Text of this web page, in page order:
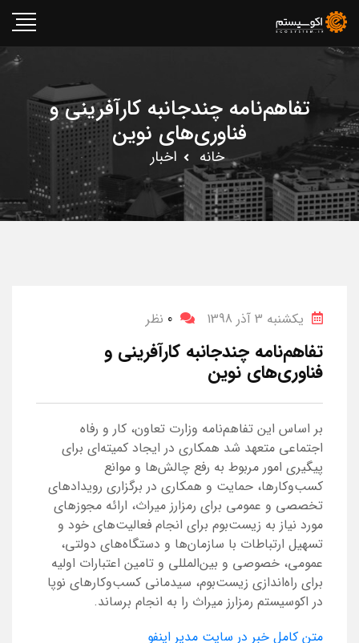
تفاهم‌نامه چندجانبه کارآفرینی و
فناوری‌های نوین
خانه اخبار
یکشنبه 3 آذر 1398 0 نظر
تفاهم‌نامه چندجانبه کارآفرینی و
فناوری‌های نوین
بر اساس این تفاهم‌نامه وزارت تعاون، کار و رفاه
اجتماعی متعهد شد همکاری در ایجاد کمیته‌ای برای
پیگیری امور مربوط به رفع چالش‌ها و موانع
کسب‌وکارها، حمایت و همکاری در برگزاری رویدادهای
تخصصی و عمومی برای رمز‌ارز میراث، ارائه مجوزهای
مورد نیاز به زیست‌بوم برای انجام فعالیت‌های خود و
تسهیل ارتباطات با سازمان‌ها و دستگاه‌های دولتی،
عمومی، خصوصی و بین‌المللی و تامین اعتبارات اولیه
برای راه‌اندازی زیست‌بوم، سیدمانی کسب‌وکارهای نوپا
در اکوسیستم رمز‌ارز میراث را به انجام برساند.
متن کامل خبر در سایت مدیر اینفو